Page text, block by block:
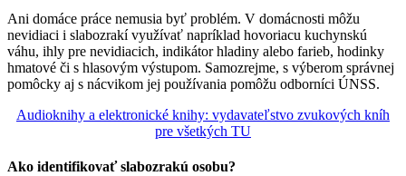
Ani domáce práce nemusia byť problém. V domácnosti môžu
nevidiaci i slabozrakí využívať napríklad hovoriacu kuchynskú
váhu, ihly pre nevidiacich, indikátor hladiny alebo farieb, hodinky
hmatové či s hlasovým výstupom. Samozrejme, s výberom správnej
pomôcky aj s nácvikom jej používania pomôžu odborníci ÚNSS.
Audioknihy a elektronické knihy: vydavateľstvo zvukových kníh
pre všetkých TU
Ako identifikovať slabozrakú osobu?